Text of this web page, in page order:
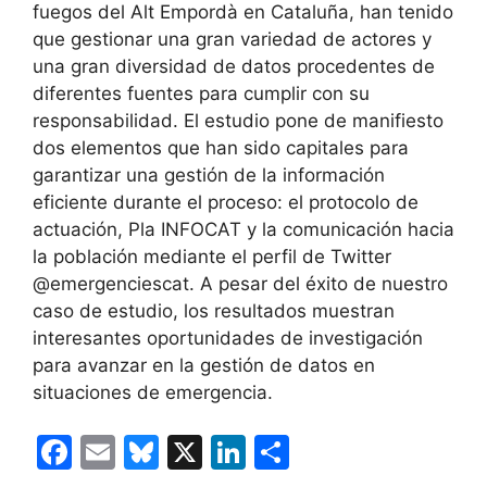
fuegos del Alt Empordà en Cataluña, han tenido
que gestionar una gran variedad de actores y
una gran diversidad de datos procedentes de
diferentes fuentes para cumplir con su
responsabilidad. El estudio pone de manifiesto
dos elementos que han sido capitales para
garantizar una gestión de la información
eficiente durante el proceso: el protocolo de
actuación, Pla INFOCAT y la comunicación hacia
la población mediante el perfil de Twitter
@emergenciescat. A pesar del éxito de nuestro
caso de estudio, los resultados muestran
interesantes oportunidades de investigación
para avanzar en la gestión de datos en
situaciones de emergencia.
F
E
Bl X
Li